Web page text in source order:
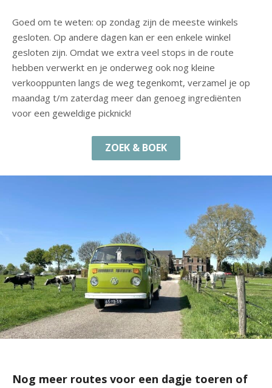
Goed om te weten: op zondag zijn de meeste winkels
gesloten. Op andere dagen kan er een enkele winkel
gesloten zijn. Omdat we extra veel stops in de route
hebben verwerkt en je onderweg ook nog kleine
verkooppunten langs de weg tegenkomt, verzamel je op
maandag t/m zaterdag meer dan genoeg ingrediënten
voor een geweldige picknick!
ZOEK & BOEK
Nog meer routes voor een dagje toeren of